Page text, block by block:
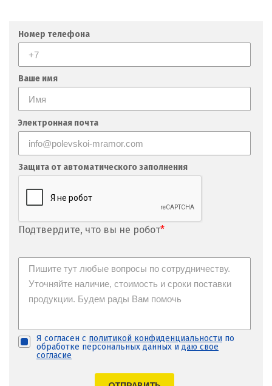
Номер телефона
Ваше имя
Электронная почта
Защита от автоматического заполнения
Подтвердите, что вы не робот*
Я согласен с политикой конфиденциальности по
обработке персональных данных и даю свое
согласие